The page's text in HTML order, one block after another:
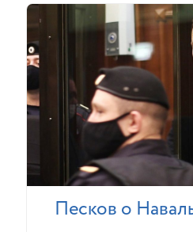
Песков о